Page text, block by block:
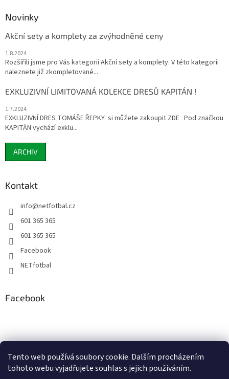
Tento web používá soubory cookie. Dalším procházením
tohoto webu vyjadřujete souhlas s jejich používáním.
Novinky
Akční sety a komplety za zvýhodněné ceny
1.8.2024
Rozšířili jsme pro Vás kategorii Akční sety a komplety. V této kategorii
naleznete již zkompletované...
EXKLUZIVNÍ LIMITOVANÁ KOLEKCE DRESŮ KAPITÁN !
1.7.2024
EXKLUZIVNÍ DRES TOMÁŠE ŘEPKY si můžete zakoupit ZDE Pod značkou
KAPITÁN vychází exklu...
ARCHIV
Kontakt
info@netfotbal.cz
601 365 365
601 365 365
Facebook
NETfotbal
Facebook